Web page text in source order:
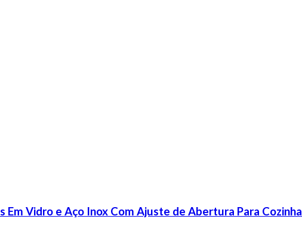
Vidro e Aço Inox Com Ajuste de Abertura Para Cozinha